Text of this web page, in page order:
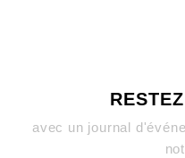
avec un journal